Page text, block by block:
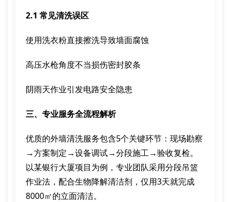
2.1 常见清洗误区
使用洗衣粉直接擦洗导致墙面腐蚀
高压水枪角度不当损伤密封胶条
阴雨天作业引发电路安全隐患
三、专业服务全流程解析
优质的外墙清洗服务包含5个关键环节：现场勘察
→方案制定→设备调试→分段施工→验收复检。
以某银行大厦项目为例，专业团队采用分段吊篮
作业法，配合生物降解清洁剂，仅用3天就完成
8000㎡的立面清洁。